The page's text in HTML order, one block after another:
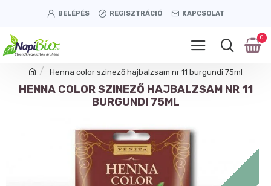
BELÉPÉS REGISZTRÁCIÓ KAPCSOLAT
0
Henna color szinező hajbalzsam nr 11 burgundi 75ml
HENNA COLOR SZINEZŐ HAJBALZSAM NR 11
BURGUNDI 75ML